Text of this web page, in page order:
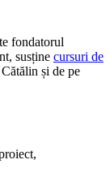
fondatorul
susține cursuri de
și de pe